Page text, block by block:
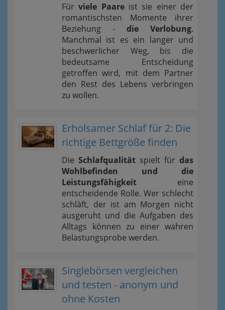
Fürviele Paareist sie einer der
romantischsten Momente ihrer
Beziehung - die Verlobung.
Manchmal ist es ein langer und
beschwerlicher Weg, bis die
bedeutsame Entscheidung
getroffen wird, mit dem Partner
den Rest des Lebens verbringen
zu wollen.
Erholsamer Schlaf für 2: Die
richtige Bettgröße finden
Die Schlafqualität spielt für das
Wohlbefinden und die
Leistungsfähigkeit eine
entscheidende Rolle. Wer schlecht
schläft, der ist am Morgen nicht
ausgeruht und die Aufgaben des
Alltags können zu einer wahren
Belastungsprobe werden.
Singlebörsen vergleichen
und testen - anonym und
ohne Kosten